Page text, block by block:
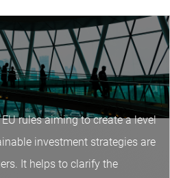
rules aiming to create a level
investment strategies are
It helps to clarify the